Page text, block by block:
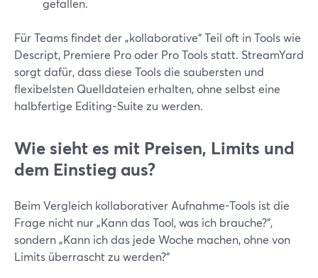
gefallen.
Für Teams findet der „kollaborative“ Teil oft in Tools wie
Descript, Premiere Pro oder Pro Tools statt. StreamYard
sorgt dafür, dass diese Tools die saubersten und
flexibelsten Quelldateien erhalten, ohne selbst eine
halbfertige Editing-Suite zu werden.
Wie sieht es mit Preisen, Limits und
dem Einstieg aus?
Beim Vergleich kollaborativer Aufnahme-Tools ist die
Frage nicht nur „Kann das Tool, was ich brauche?“,
sondern „Kann ich das jede Woche machen, ohne von
Limits überrascht zu werden?“